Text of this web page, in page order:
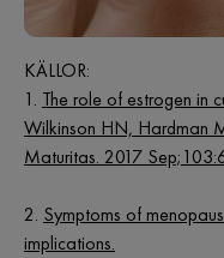
KÄLLOR:
1. The role of estrogen in
Wilkinson HN, Hardman
Maturitas. 2017
2. Symptoms of
implications.